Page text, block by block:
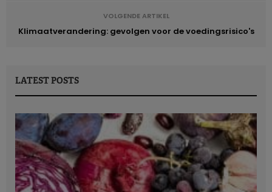
VOLGENDE ARTIKEL
Klimaatverandering: gevolgen voor de voedingsrisico's
LATEST POSTS